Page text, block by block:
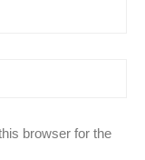
browser for the